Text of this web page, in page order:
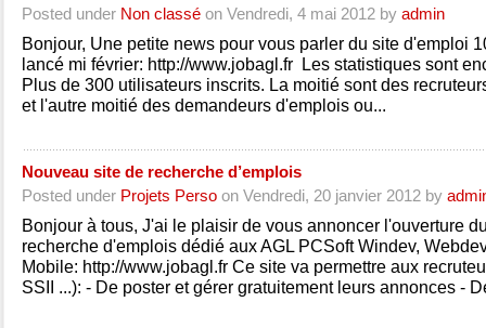
Posted under Non classé on Vendredi, 4 mai 2012 by admin
Bonjour, Une petite news pour vous parler du site d'emploi
lancé mi février: http://www.jobagl.fr Les statistiques sont
Plus de 300 utilisateurs inscrits. La moitié sont des
et l'autre moitié des demandeurs d'emplois ou...
Nouveau site de recherche d’emplois
Posted under Projets Perso on Vendredi, 20 janvier 2012 by
Bonjour à tous, J'ai le plaisir de vous annoncer l'ouverture
recherche d'emplois dédié aux AGL PCSoft Windev,
Mobile: http://www.jobagl.fr Ce site va permettre aux
SSII ...): - De poster et gérer gratuitement leurs annonces -